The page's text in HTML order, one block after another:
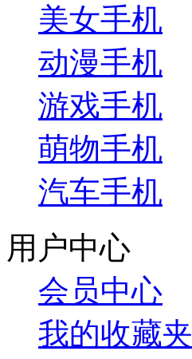
美女手机
动漫手机
游戏手机
萌物手机
汽车手机
用户中心
会员中心
我的收藏夹